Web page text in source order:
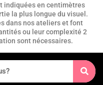
indiquées en centimètres
la plus longue du visuel.
dans nos ateliers et font
ou leur complexité 2
sont nécessaires.